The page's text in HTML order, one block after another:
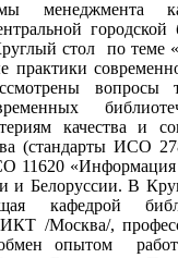
менеджмента
стол по теме
практики
вопросы
качества и
(стандарты ИСО
11620 «Информация
и Белоруссии. В
кафедрой
/Москва/,
опытом